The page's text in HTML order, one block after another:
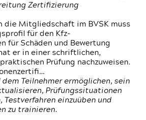
Zertifizierung
die Mitgliedschaft im BVSK muss
für den Kfz-
für Schäden und Bewertung
er in einer schriftlichen,
Prüfung nachzuweisen.
dem Teilnehmer ermöglichen, sein
Prüfungssituationen
Testverfahren einzuüben und
zu trainieren.